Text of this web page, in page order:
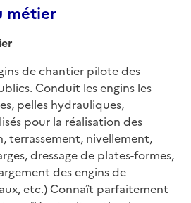
métier
de chantier pilote des
Conduit les engins les
pelles hydrauliques,
pour la réalisation des
terrassement, nivellement,
dressage de plates-formes,
des engins de
etc.) Connaît parfaitement